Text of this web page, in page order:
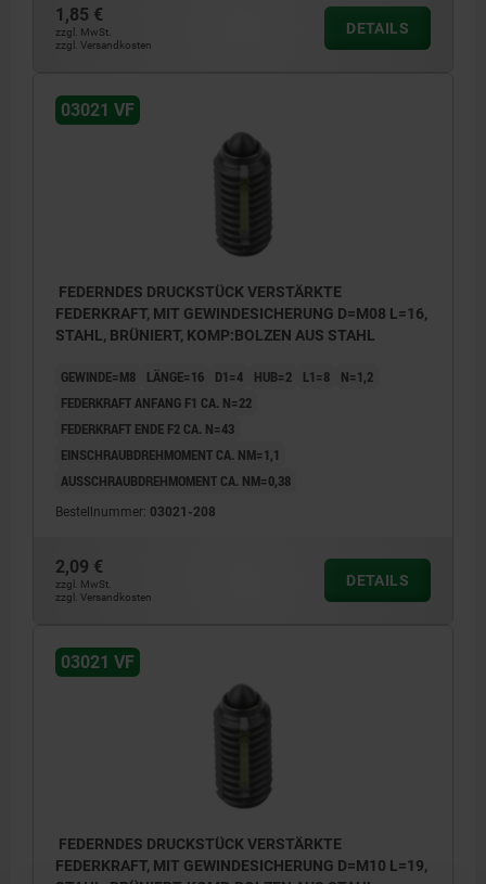
1,85 €
zzgl. MwSt.
zzgl. Versandkosten
DETAILS
03021 VF
FEDERNDES DRUCKSTÜCK VERSTÄRKTE
FEDERKRAFT, MIT GEWINDESICHERUNG D=M08 L=16,
STAHL, BRÜNIERT, KOMP:BOLZEN AUS STAHL
GEWINDE=M8 LÄNGE=16 D1=4 HUB=2 L1=8
N=1,2
FEDERKRAFT ANFANG F1 CA. N=22
FEDERKRAFT ENDE F2 CA. N=43
EINSCHRAUBDREHMOMENT CA. NM=1,1
AUSSCHRAUBDREHMOMENT CA. NM=0,38
Bestellnummer: 03021-208
2,09 €
zzgl. MwSt.
zzgl. Versandkosten
DETAILS
03021 VF
FEDERNDES DRUCKSTÜCK VERSTÄRKTE
FEDERKRAFT, MIT GEWINDESICHERUNG D=M10 L=19,